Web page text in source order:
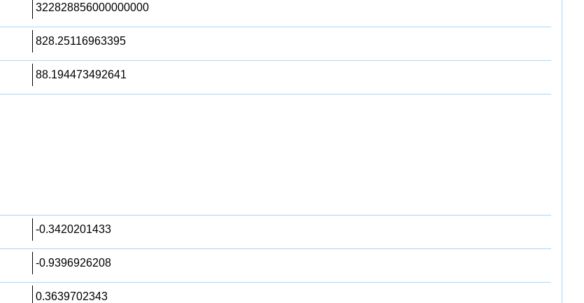
322828856000000000
828.25116963395
88.194473492641
-0.3420201433
-0.9396926208
0.3639702343